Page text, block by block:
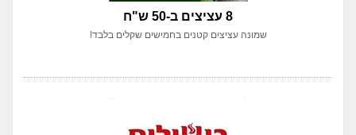
8 עציצים ב-50 ש"ח
שמונה עציצים קטנים בחמישים שקלים בלבד!